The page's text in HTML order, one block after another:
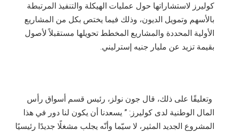
كوليرز لاستشاراتها حول عمليات الهيكلة والتنفيذ المرتبطة
بالأسهم وتمويل الديون، وذلك فيما يختص بكل من المشاريع
الأولية المحددة والمشاريع المخطط تحويلها مستقبلاً لأصول
بقيمة تزيد عن مليار جنيه إسترليني.
وتعليقًا على ذلك، قال جون نولز، رئيس قسم أسواق رأس
المال الوطنية لدى كوليرز: ” يسعدنا أن يكون لنا دور في هذا
المشروع الجديد المثير، لا سيّما وأنّه يجلب مشغلًا جديدًا رئيسيًا